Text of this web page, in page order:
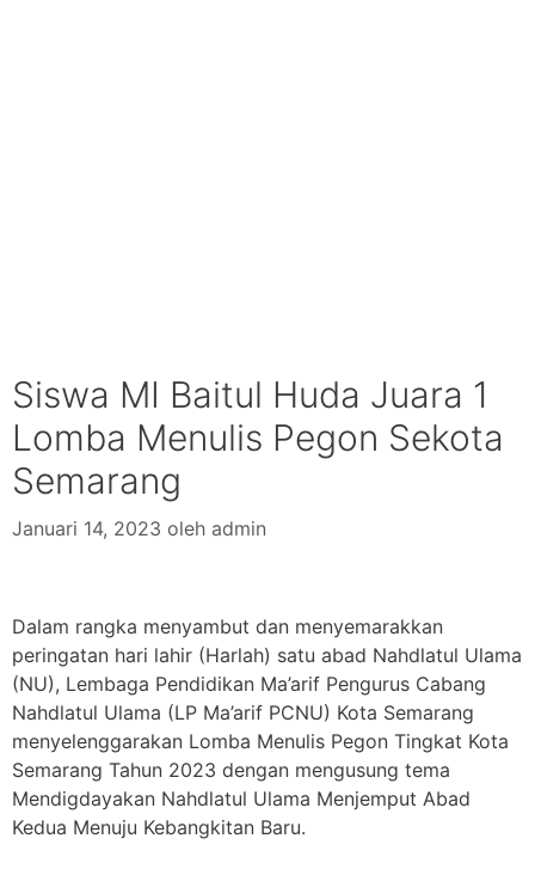
Siswa MI Baitul Huda Juara 1
Lomba Menulis Pegon Sekota
Semarang
Januari 14, 2023 oleh admin
Dalam rangka menyambut dan menyemarakkan
peringatan hari lahir (Harlah) satu abad Nahdlatul Ulama
(NU), Lembaga Pendidikan Ma’arif Pengurus Cabang
Nahdlatul Ulama (LP Ma’arif PCNU) Kota Semarang
menyelenggarakan Lomba Menulis Pegon Tingkat Kota
Semarang Tahun 2023 dengan mengusung tema
Mendigdayakan Nahdlatul Ulama Menjemput Abad
Kedua Menuju Kebangkitan Baru.